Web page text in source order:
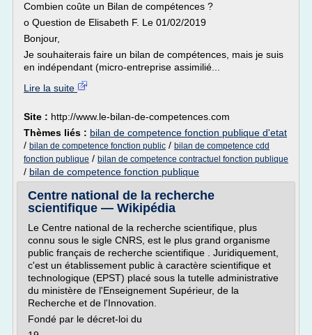
Combien coûte un Bilan de compétences ?
o Question de Elisabeth F. Le 01/02/2019
Bonjour,
Je souhaiterais faire un bilan de compétences, mais je suis
en indépendant (micro-entreprise assimilié...
Lire la suite
Site : http://www.le-bilan-de-competences.com
Thèmes liés : bilan de competence fonction publique d'etat
/ bilan de competence fonction public / bilan de competence cdd
fonction publique / bilan de competence contractuel fonction publique
/ bilan de competence fonction publique
Centre national de la recherche
scientifique — Wikipédia
Le Centre national de la recherche scientifique, plus
connu sous le sigle CNRS, est le plus grand organisme
public français de recherche scientifique . Juridiquement,
c'est un établissement public à caractère scientifique et
technologique (EPST) placé sous la tutelle administrative
du ministère de l'Enseignement Supérieur, de la
Recherche et de l'Innovation.
Fondé par le décret-loi du